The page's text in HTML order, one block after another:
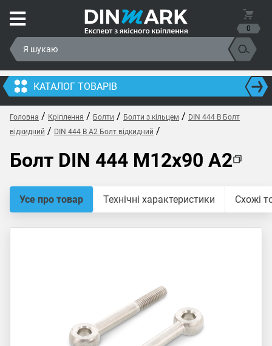
0
КАТАЛОГ ТОВАРІВ
Головна / Кріплення / Болти / Болти з кільцем / DIN 444 B Болт
відкидний / DIN 444 B A2 Болт відкидний /
Болт DIN 444 M12x90 A2
Усе про товар Технічні характеристики Схожі